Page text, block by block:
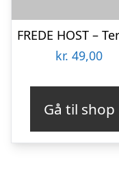
kr. 49,00
Gå til shop